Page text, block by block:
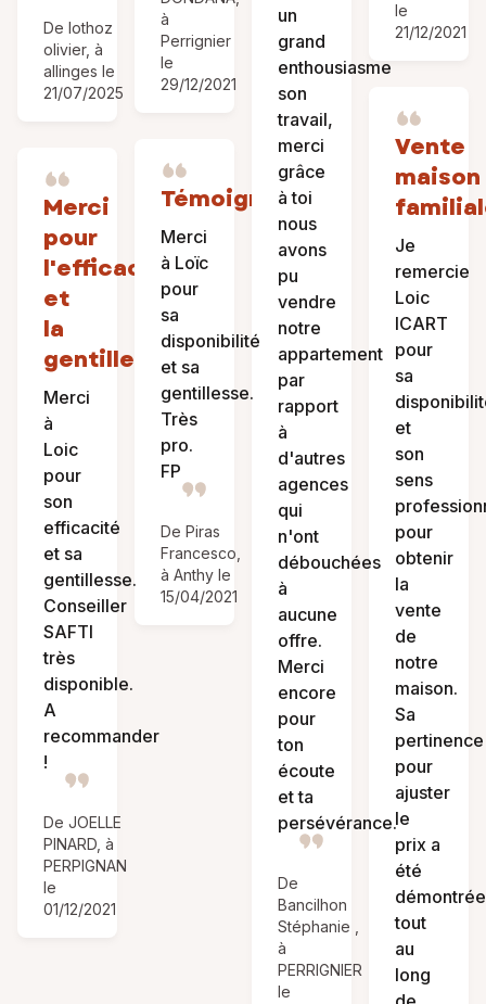
De lothoz
olivier, à
allinges le
21/07/2025
Merci
pour
l'efficacité
et
la
gentillesse
Merci
à
Loic
pour
son
efficacité
et sa
gentillesse.
Conseiller
SAFTI
très
disponible.
A
recommander
!
De JOELLE
PINARD, à
PERPIGNAN
le
01/12/2021
à
Perrignier
le
29/12/2021
Témoignage
Merci
à Loïc
pour
sa
disponibilité
et sa
gentillesse.
Très
pro.
FP
De Piras
Francesco,
à Anthy le
15/04/2021
un
grand
enthousiasme
son
travail,
merci
grâce
à toi
nous
avons
pu
vendre
notre
appartement
par
rapport
à
d'autres
agences
qui
n'ont
débouchées
à
aucune
offre.
Merci
encore
pour
ton
écoute
et ta
persévérance.
De
Bancilhon
Stéphanie ,
à
PERRIGNIER
le
le
21/12/2021
Vente
maison
Je
remercie
Loic
ICART
pour
sa
et
son
sens
pour
obtenir
la
vente
de
notre
maison.
Sa
pertinence
pour
ajuster
le
prix a
été
démontrée
tout
au
long